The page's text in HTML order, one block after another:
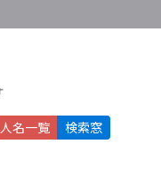
人名一覧 検索窓